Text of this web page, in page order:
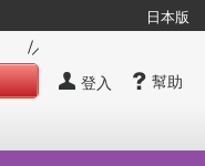
日本版
幫助
登入